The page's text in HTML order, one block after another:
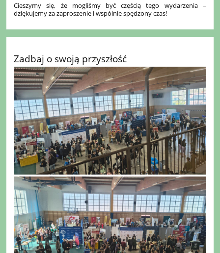
Cieszymy się, że mogliśmy być częścią tego wydarzenia –
dziękujemy za zaproszenie i wspólnie spędzony czas!
Zadbaj o swoją przyszłość